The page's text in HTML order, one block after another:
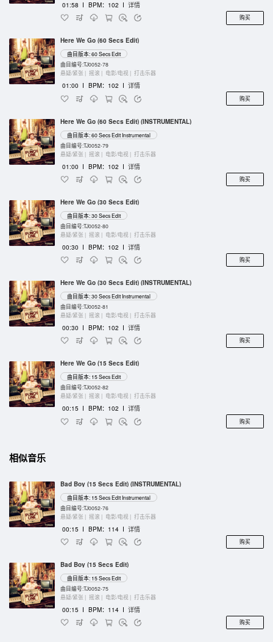
01:58 I BPM：102 I 详情
购买
Here We Go (60 Secs Edit)
曲目版本: 60 Secs Edit
曲目编号:TJ0052-78
悬疑/紧张 | 摇滚 | 电影/电视 | 打击乐器
01:00 I BPM：102 I 详情
购买
Here We Go (60 Secs Edit) (INSTRUMENTAL)
曲目版本: 60 Secs Edit Instrumental
曲目编号:TJ0052-79
悬疑/紧张 | 摇滚 | 电影/电视 | 打击乐器
01:00 I BPM：102 I 详情
购买
Here We Go (30 Secs Edit)
曲目版本: 30 Secs Edit
曲目编号:TJ0052-80
悬疑/紧张 | 摇滚 | 电影/电视 | 打击乐器
00:30 I BPM：102 I 详情
购买
Here We Go (30 Secs Edit) (INSTRUMENTAL)
曲目版本: 30 Secs Edit Instrumental
曲目编号:TJ0052-81
悬疑/紧张 | 摇滚 | 电影/电视 | 打击乐器
00:30 I BPM：102 I 详情
购买
Here We Go (15 Secs Edit)
曲目版本: 15 Secs Edit
曲目编号:TJ0052-82
悬疑/紧张 | 摇滚 | 电影/电视 | 打击乐器
00:15 I BPM：102 I 详情
购买
相似音乐
Bad Boy (15 Secs Edit) (INSTRUMENTAL)
曲目版本: 15 Secs Edit Instrumental
曲目编号:TJ0052-76
悬疑/紧张 | 摇滚 | 电影/电视 | 打击乐器
00:15 I BPM：114 I 详情
购买
Bad Boy (15 Secs Edit)
曲目版本: 15 Secs Edit
曲目编号:TJ0052-75
悬疑/紧张 | 摇滚 | 电影/电视 | 打击乐器
00:15 I BPM：114 I 详情
购买